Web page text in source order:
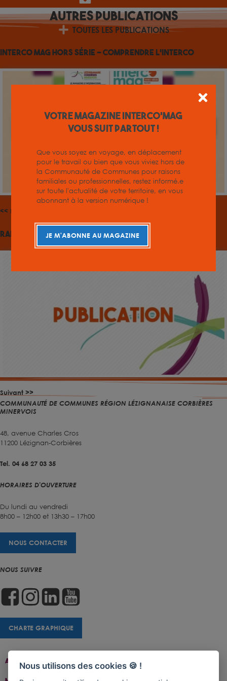
AutresPublications
TOUTES LES PUBLICATIONS
Interco Mag Hors Série – Comprendre l’interco
<< Précédent
Rapport d’activité 2023
Suivant >>
Accueil Contact Plan Du Site Accessibilité
COMMUNAUTÉ DE COMMUNES RÉGION LÉZIGNANAISE CORBIÈRES
MINERVOIS
48, avenue Charles Cros
11200 Lézignan-Corbières
Tel. 04 68 27 03 35
HORAIRES D'OUVERTURE
Du lundi au vendredi
8h00 – 12h00 et 13h30 – 17h00
NOUS CONTACTER
NOUS SUIVRE
CHARTE GRAPHIQUE
Votre magazine INTERCO'MAG
vous suit partout !
Que vous soyez en voyage, en déplacement
pour le travail ou bien que vous viviez hors de
la Communauté de Communes pour raisons
familiales ou professionnelles, restez informé.e
sur toute l'actualité de votre territoire, en vous
abonnant à la version numérique !
JE M'ABONNE AU MAGAZINE
Nous utilisons des cookies 🍪 !